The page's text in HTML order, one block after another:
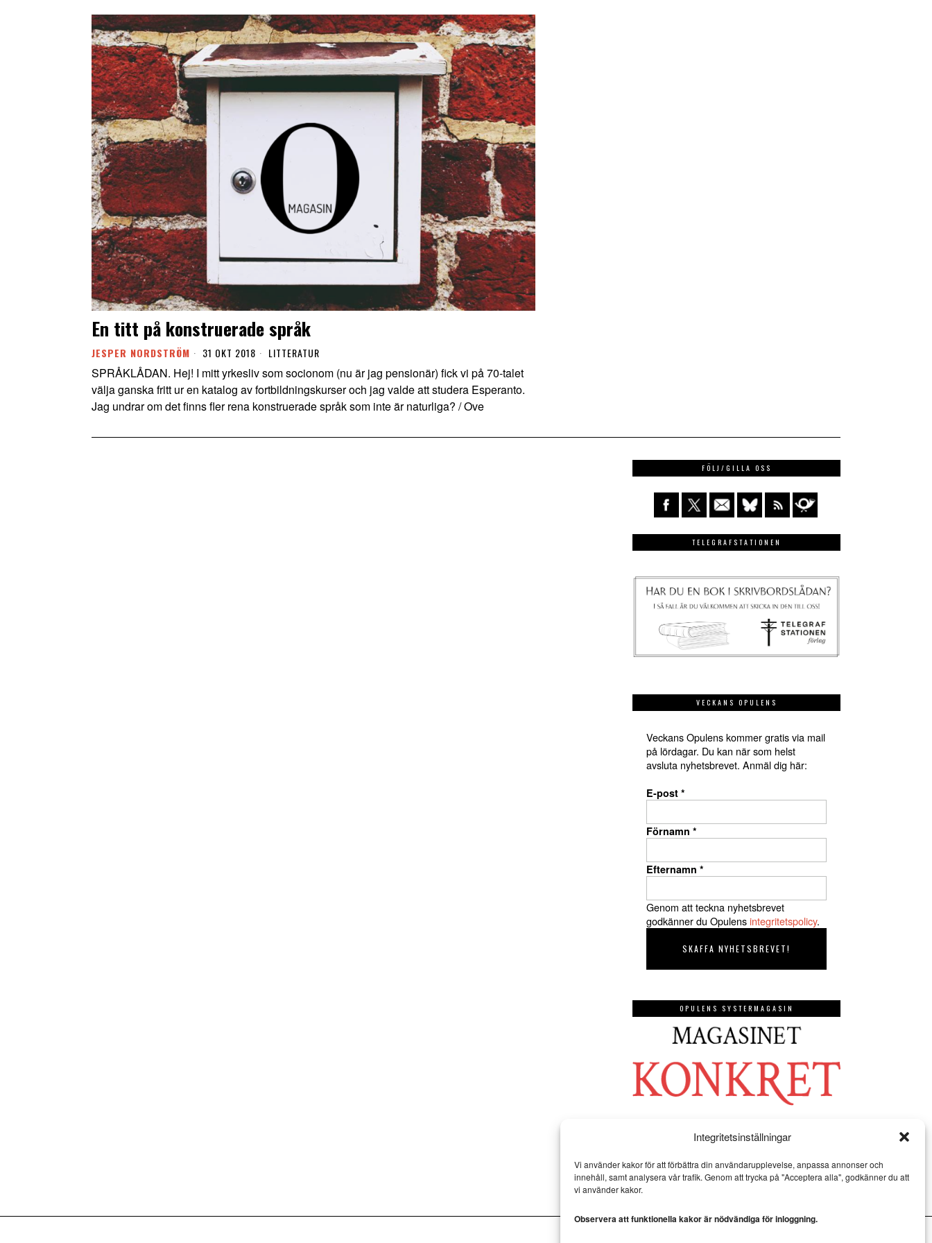
Integritetsinställningar
Vi använder kakor för att förbättra din användarupplevelse, anpassa annonser och
innehåll, samt analysera vår trafik. Genom att trycka på "Acceptera alla", godkänner du att
vi använder kakor.
Observera att funktionella kakor är nödvändiga för inloggning.
En titt på konstruerade språk
JESPER NORDSTRÖM 31 OKT 2018 LITTERATUR
SPRÅKLÅDAN. Hej! I mitt yrkesliv som socionom (nu är jag pensionär) fick vi på 70-talet
välja ganska fritt ur en katalog av fortbildningskurser och jag valde att studera Esperanto.
Jag undrar om det finns fler rena konstruerade språk som inte är naturliga? / Ove
FÖLJ/GILLA OSS
TELEGRAFSTATIONEN
VECKANS OPULENS
Veckans Opulens kommer gratis via mail
på lördagar. Du kan när som helst
avsluta nyhetsbrevet. Anmäl dig här:
E-post *
Förnamn *
Efternamn *
Genom att teckna nyhetsbrevet
godkänner du Opulensintegritetspolicy.
OPULENS SYSTERMAGASIN